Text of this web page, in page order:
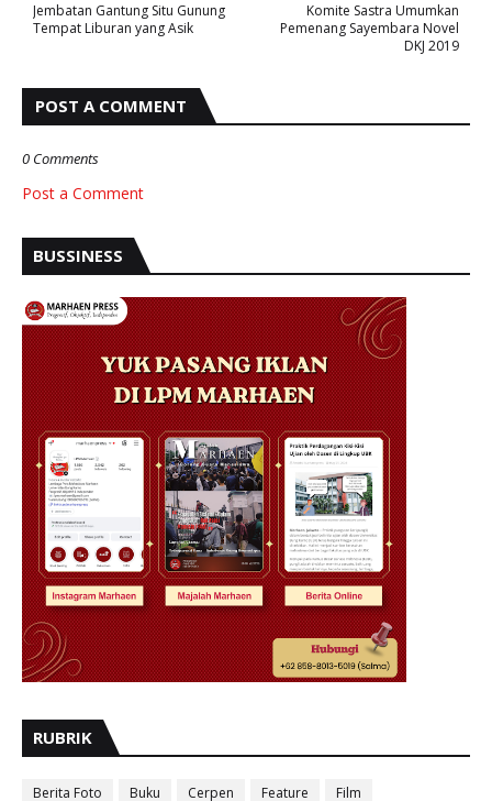
Komite Sastra Umumkan
Pemenang Sayembara Novel
DKJ 2019
Jembatan Gantung Situ Gunung
Tempat Liburan yang Asik
POST A COMMENT
0 Comments
Post a Comment
BUSSINESS
RUBRIK
Berita Foto Buku Cerpen Feature
Film